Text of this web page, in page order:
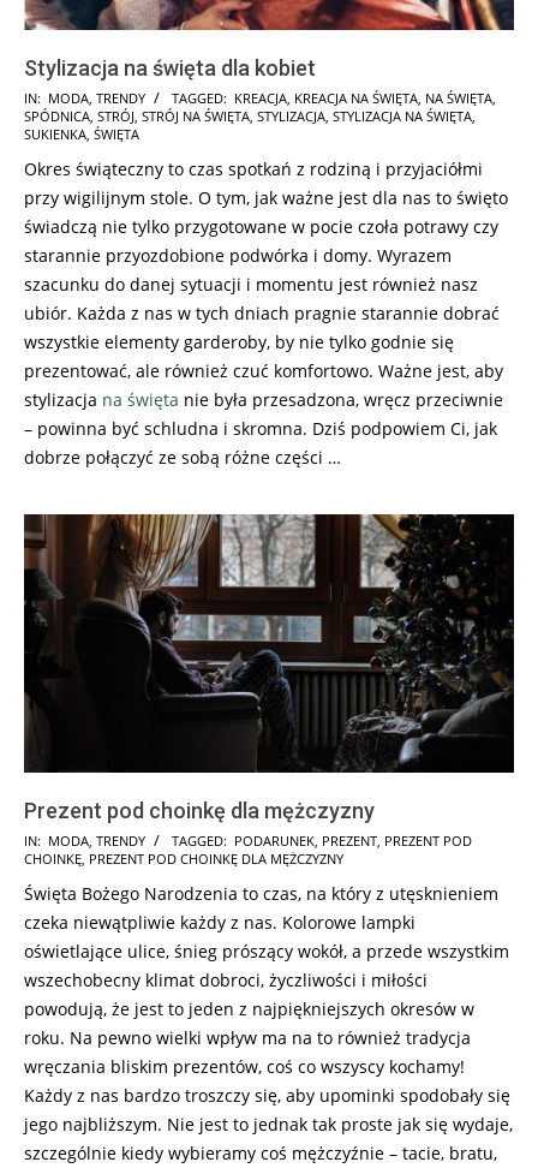
Stylizacja na święta dla kobiet
2017-
11-
IN: MODA TRENDY TAGGED: KREACJA KREACJA NA ŚWIĘTA NA ŚWIĘTA
SPÓDNICA STRÓJ STRÓJ NA ŚWIĘTA STYLIZACJA STYLIZACJA NA ŚWIĘTA
SUKIENKA ŚWIĘTA
Okres świąteczny to czas spotkań z rodziną i przyjaciółmi
przy wigilijnym stole. O tym, jak ważne jest dla nas to święto
świadczą nie tylko przygotowane w pocie czoła potrawy czy
starannie przyozdobione podwórka i domy. Wyrazem
szacunku do danej sytuacji i momentu jest również nasz
ubiór. Każda z nas w tych dniach pragnie starannie dobrać
wszystkie elementy garderoby, by nie tylko godnie się
prezentować, ale również czuć komfortowo. Ważne jest, aby
stylizacja na święta nie była przesadzona, wręcz przeciwnie
– powinna być schludna i skromna. Dziś podpowiem Ci, jak
dobrze połączyć ze sobą różne części …
Prezent pod choinkę dla mężczyzny
2017-
11-
26
IN: MODA TRENDY TAGGED: PODARUNEK PREZENT PREZENT POD
CHOINKĘ PREZENT POD CHOINKĘ DLA MĘŻCZYZNY
Święta Bożego Narodzenia to czas, na który z utęsknieniem
czeka niewątpliwie każdy z nas. Kolorowe lampki
oświetlające ulice, śnieg prószący wokół, a przede wszystkim
wszechobecny klimat dobroci, życzliwości i miłości
powodują, że jest to jeden z najpiękniejszych okresów w
roku. Na pewno wielki wpływ ma na to również tradycja
wręczania bliskim prezentów, coś co wszyscy kochamy!
Każdy z nas bardzo troszczy się, aby upominki spodobały się
jego najbliższym. Nie jest to jednak tak proste jak się wydaje,
szczególnie kiedy wybieramy coś mężczyźnie – tacie, bratu,